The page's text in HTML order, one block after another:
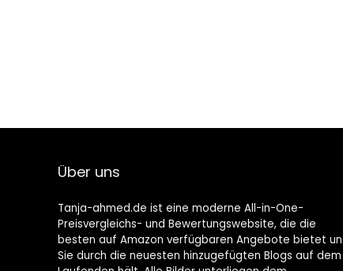
Über uns
Tanja-ahmed.de ist eine moderne All-in-One-
Preisvergleichs- und Bewertungswebsite, die die
besten auf Amazon verfügbaren Angebote bietet
Sie durch die neuesten hinzugefügten Blogs auf dem